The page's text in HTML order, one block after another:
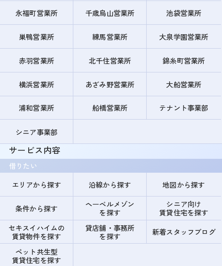
永福町営業所 千歳烏山営業所 池袋営業所
巣鴨営業所 練馬営業所 大泉学園営業所
赤羽営業所 北千住営業所 錦糸町営業所
横浜営業所 あざみ野営業所 大船営業所
浦和営業所 船橋営業所 テナント事業部
シニア事業部
サービス内容
借りたい
エリアから探す
沿線から探す 地図から探す
条件から探す
ヘーベルメゾン
を探す
シニア向け
賃貸住宅を探す
セキスイハイムの
賃貸物件を探す
貸店舗・事務所
を探す
新着スタッフブログ
ペット共生型
賃貸住宅を探す